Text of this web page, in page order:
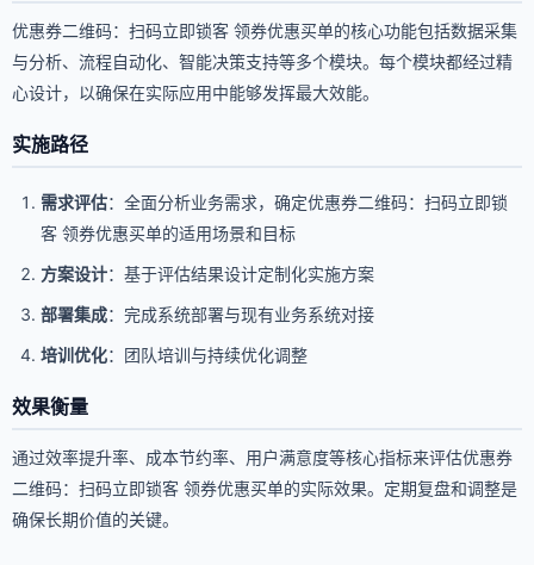
优惠券二维码：扫码立即锁客 领券优惠买单的核心功能包括数据采集
与分析、流程自动化、智能决策支持等多个模块。每个模块都经过精
心设计，以确保在实际应用中能够发挥最大效能。
实施路径
需求评估：全面分析业务需求，确定优惠券二维码：扫码立即锁
客 领券优惠买单的适用场景和目标
方案设计：基于评估结果设计定制化实施方案
部署集成：完成系统部署与现有业务系统对接
培训优化：团队培训与持续优化调整
效果衡量
通过效率提升率、成本节约率、用户满意度等核心指标来评估优惠券
二维码：扫码立即锁客 领券优惠买单的实际效果。定期复盘和调整是
确保长期价值的关键。